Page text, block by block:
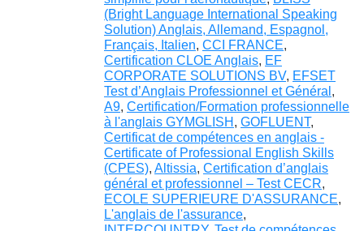
(Bright Language International Speaking
Solution) Anglais, Allemand, Espagnol,
Français, Italien, CCI FRANCE,
Certification CLOE Anglais, EF
CORPORATE SOLUTIONS BV, EFSET
Test d’Anglais Professionnel et Général ,
A9, Certification/Formation professionnelle
à l'anglais GYMGLISH , GOFLUENT,
Certificat de compétences en anglais -
Certificate of Professional English Skills
(CPES), Altissia, Certification d’anglais
général et professionnel – Test CECR,
ECOLE SUPERIEURE D'ASSURANCE,
L'anglais de l'assurance,